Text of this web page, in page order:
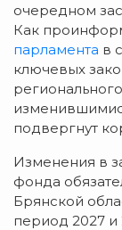
очередном
Как
парламента в
ключевых
подвергнут
Изменения в
фонда
Брянской
период 2027 и